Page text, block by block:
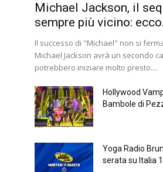
Michael Jackson, il
sempre più vicino:
Il successo di "Michael" non si
Michael Jackson avrà un secondo
potrebbero iniziare molto presto....
Hollywood
Bambole di
Yoga Radio
serata su Italia